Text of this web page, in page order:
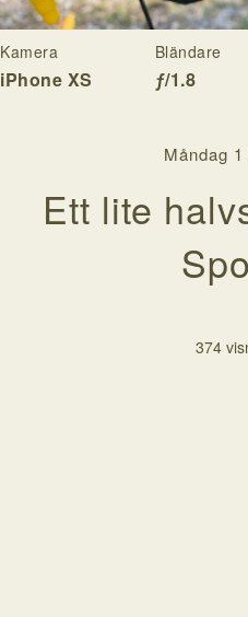
Kamera
iPhone XS
Bländare
ƒ/1.8
Måndag
Ett lite
374